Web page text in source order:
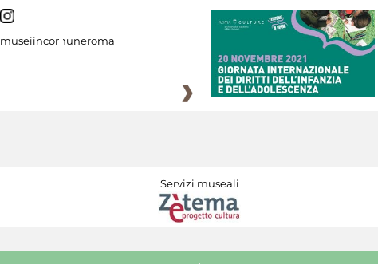
museiincomuneroma
Servizi museali